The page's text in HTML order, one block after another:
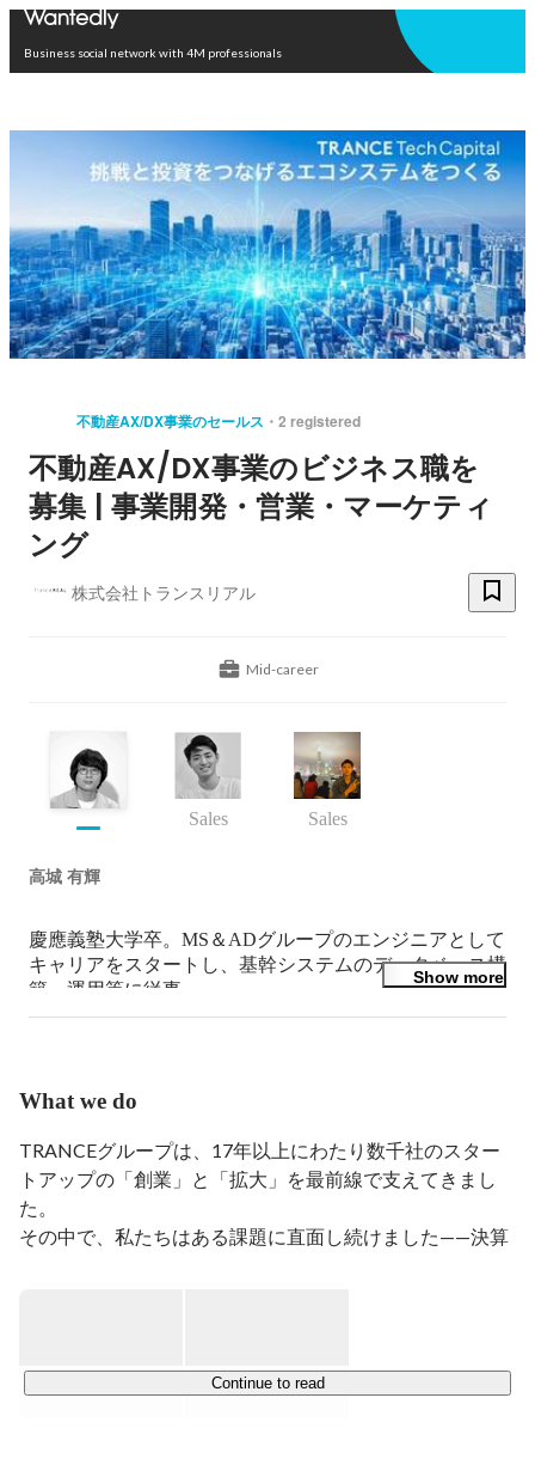
Business social network with 4M professionals
不動産AX/DX事業のセールス 2 registered
不動産AX/DX事業のビジネス職を
募集 | 事業開発・営業・マーケティ
ング
株式会社トランスリアル
Mid-career
Sales Sales
高城 有輝
慶應義塾大学卒。MS＆ADグループのエンジニアとして
キャリアをスタートし、基幹システムのデータベース構
築、運用等に従事。
その後に不動産ベンチャーの株式会社トランスリアルに
グ、データベースの再構築など、システム開発と情報管
理全般を統括。
現在は不動産テックスタートアップ、TranceTECH
Capitalで挑戦しています。
COOとして、家賃債務保証事業の統括と、不動産DXサ
ービス「prop form」の事業開発を担当しています。
Show more
What we do
TRANCEグループは、17年以上にわたり数千社のスター
トアップの「創業」と「拡大」を最前線で支えてきまし
た。
その中で、私たちはある課題に直面し続けました——決算
不動産ノウハウとデータを「Tech」と「金融」に実装す
Continue to read